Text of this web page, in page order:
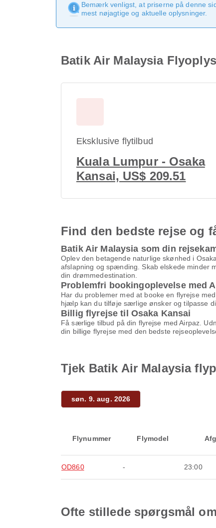
Bemærk venligst, at priserne på denne
mest nøjagtige og aktuelle oplysninger.
Batik Air Malaysia
Eksklusive flytilbud
Kuala Lumpur - Osaka
Kansai, US$ 209.51
Find den bedste rejse og
Batik Air Malaysia som din
Oplev den betagende naturlige skønhed i
afslapning og spænding. Skab elskede minder
din drømmedestination.
Problemfri bookingoplevelse med
Har du problemer med at booke en flyrejse
hjælp kan du tilføje særlige ønsker og tilpasse
Billig flyrejse til Osaka Kansai
Få særlige tilbud på din flyrejse med Airpaz.
din billige flyrejse med den bedste
Tjek Batik Air Malaysia
søn. 9. aug. 2026
Flynummer Flymodel
OD860 - 23:00
Ofte stillede spørgsmål